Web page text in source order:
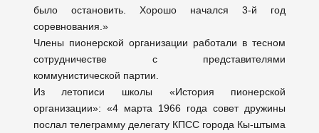
было остановить. Хорошо начался 3-й год
соревнования.»
Члены пионерской организации работали в тесном
сотрудничестве с представителями
коммунистической партии.
Из летописи школы «История пионерской
организации»: «4 марта 1966 года совет дружины
послал телеграмму делегату КПСС города Кы-штыма